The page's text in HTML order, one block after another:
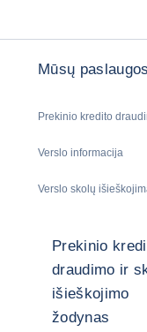
Mūsų paslaugos
Prekinio kredito
Verslo informacija
Verslo skolų
Prekinio
draudimo ir
išieškojimo
žodynas